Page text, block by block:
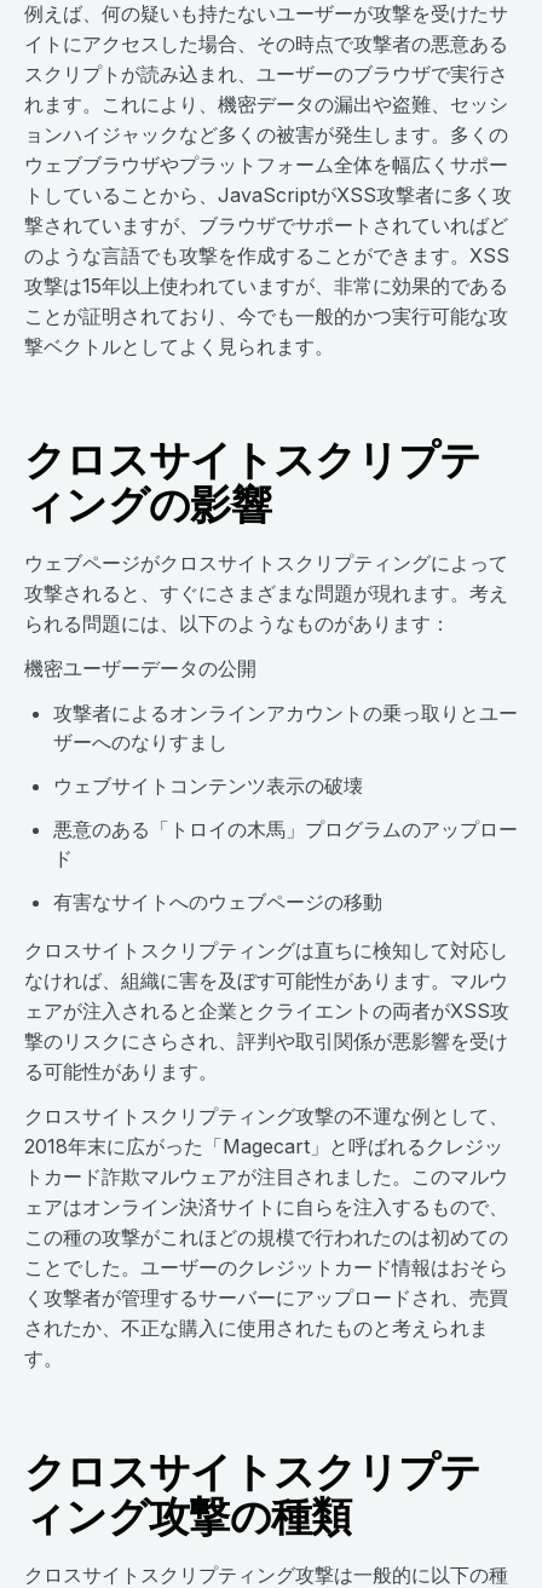
例えば、何の疑いも持たないユーザーが攻撃を受けたサ
イトにアクセスした場合、その時点で攻撃者の悪意ある
スクリプトが読み込まれ、ユーザーのブラウザで実行さ
れます。これにより、機密データの漏出や盗難、セッシ
ョンハイジャックなど多くの被害が発生します。多くの
ウェブブラウザやプラットフォーム全体を幅広くサポー
トしていることから、JavaScriptがXSS攻撃者に多く攻
撃されていますが、ブラウザでサポートされていればど
のような言語でも攻撃を作成することができます。XSS
攻撃は15年以上使われていますが、非常に効果的である
ことが証明されており、今でも一般的かつ実行可能な攻
撃ベクトルとしてよく見られます。
クロスサイトスクリプテ
ィングの影響
ウェブページがクロスサイトスクリプティングによって
攻撃されると、すぐにさまざまな問題が現れます。考え
られる問題には、以下のようなものがあります：
機密ユーザーデータの公開
攻撃者によるオンラインアカウントの乗っ取りとユー
ザーへのなりすまし
ウェブサイトコンテンツ表示の破壊
悪意のある「トロイの木馬」プログラムのアップロー
ド
有害なサイトへのウェブページの移動
クロスサイトスクリプティングは直ちに検知して対応し
なければ、組織に害を及ぼす可能性があります。マルウ
ェアが注入されると企業とクライエントの両者がXSS攻
撃のリスクにさらされ、評判や取引関係が悪影響を受け
る可能性があります。
クロスサイトスクリプティング攻撃の不運な例として、
2018年末に広がった「Magecart」と呼ばれるクレジッ
トカード詐欺マルウェアが注目されました。このマルウ
ェアはオンライン決済サイトに自らを注入するもので、
この種の攻撃がこれほどの規模で行われたのは初めての
ことでした。ユーザーのクレジットカード情報はおそら
く攻撃者が管理するサーバーにアップロードされ、売買
されたか、不正な購入に使用されたものと考えられま
す。
クロスサイトスクリプテ
ィング攻撃の種類
クロスサイトスクリプティング攻撃は一般的に以下の種